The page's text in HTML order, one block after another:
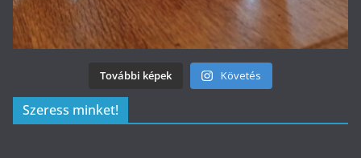
További képek Követés
Szeress minket!